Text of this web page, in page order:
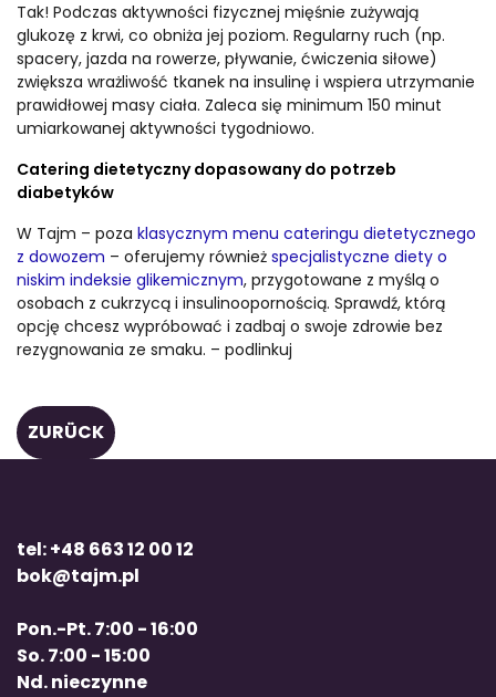
Tak! Podczas aktywności fizycznej mięśnie zużywają
glukozę z krwi, co obniża jej poziom. Regularny ruch (np.
spacery, jazda na rowerze, pływanie, ćwiczenia siłowe)
zwiększa wrażliwość tkanek na insulinę i wspiera utrzymanie
prawidłowej masy ciała. Zaleca się minimum 150 minut
umiarkowanej aktywności tygodniowo.
Catering dietetyczny dopasowany do potrzeb
diabetyków
W Tajm – poza klasycznym menu cateringu dietetycznego
z dowozem – oferujemy również specjalistyczne diety o
niskim indeksie glikemicznym, przygotowane z myślą o
osobach z cukrzycą i insulinoopornością. Sprawdź, którą
opcję chcesz wypróbować i zadbaj o swoje zdrowie bez
rezygnowania ze smaku. – podlinkuj
ZURÜCK
tel: +48 663 12 00 12
bok@tajm.pl
Pon.-Pt. 7:00 - 16:00
So. 7:00 - 15:00
Nd. nieczynne